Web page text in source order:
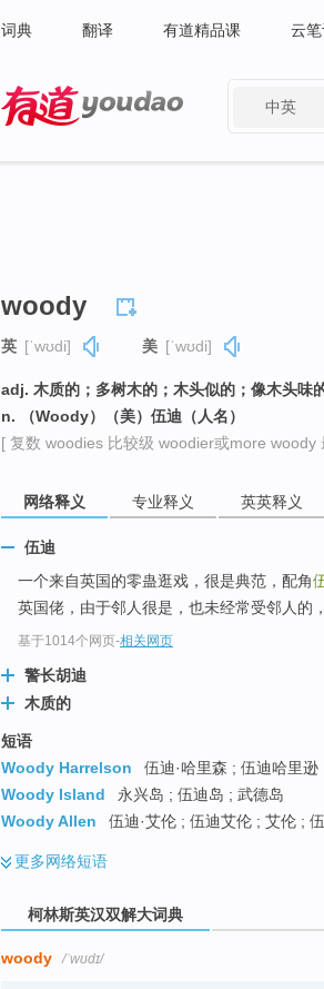
词典 翻译 有道精品课 云
中英
woody
英 [ˈwʊdi] 美 [ˈwʊdi]
adj. 木质的；多树木的；木头似的；像木头味
n. （Woody）（美）伍迪（人名）
[ 复数 woodies 比较级 woodier或more woody
网络释义 专业释义 英英释义
伍迪
一个来自英国的零蛊逛戏，很是典范，配角
英国佬，由于邻人很是，也未经常受邻人的
基于1014个网页-相关网页
警长胡迪
木质的
短语
Woody Harrelson
伍迪·哈里森 ; 伍迪哈里
Woody Island
永兴岛 ; 伍迪岛 ; 武德岛
Woody Allen
伍迪·艾伦 ; 伍迪艾伦 ; 艾伦 ;
更多网络短语
柯林斯英汉双解大词典
woody /ˈwʊdɪ/